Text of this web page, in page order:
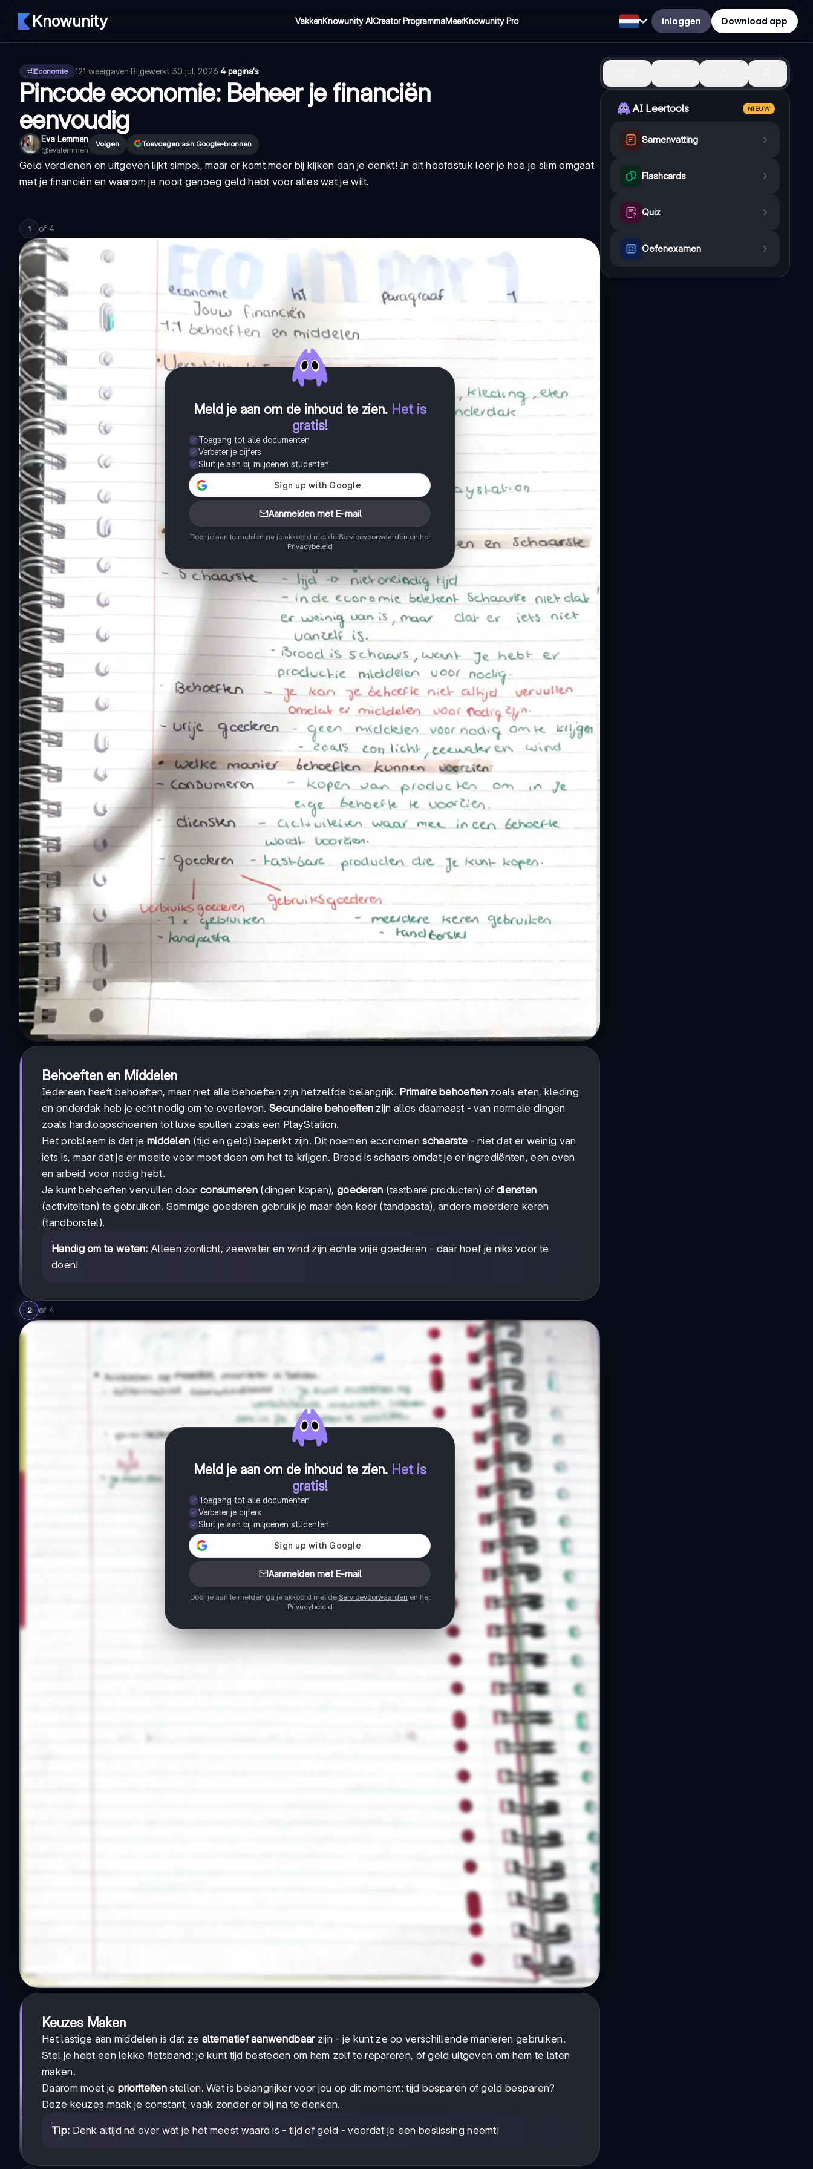
Knowunity VakkenKnowunity AICreator ProgrammaMeerKnowunity Pro Inloggen Download app
Economie 121 weergaven·Bijgewerkt 30 jul. 2026·4 pagina's
Pincode economie: Beheer je financiën
eenvoudig
Eva Lemmen
@evalemmen
Volgen Toevoegen aan Google-bronnen
Geld verdienen en uitgeven lijkt simpel, maar er komt meer bij kijken dan je denkt! In dit hoofdstuk leer je hoe je slim omgaat
met je financiën en waarom je nooit genoeg geld hebt voor alles wat je wilt.
1 of 4
Meld je aan om de inhoud te zien. Het is
gratis!
Toegang tot alle documenten
Verbeter je cijfers
Sluit je aan bij miljoenen studenten
Aanmelden met E-mail
Door je aan te melden ga je akkoord met de Servicevoorwaarden en het
Privacybeleid
Behoeften en Middelen
Iedereen heeft behoeften, maar niet alle behoeften zijn hetzelfde belangrijk. Primaire behoeftenzoals eten, kleding
en onderdak heb je echt nodig om te overleven.Secundaire behoeften zijn alles daarnaast - van normale dingen
zoals hardloopschoenen tot luxe spullen zoals een PlayStation.
Het probleem is dat je middelen (tijd en geld) beperkt zijn. Dit noemen economenschaarste - niet dat er weinig van
iets is, maar dat je er moeite voor moet doen om het te krijgen. Brood is schaars omdat je er ingrediënten, een oven
en arbeid voor nodig hebt.
Je kunt behoeften vervullen door consumeren(dingen kopen),goederen (tastbare producten) of diensten
(activiteiten) te gebruiken. Sommige goederen gebruik je maar één keer (tandpasta), andere meerdere keren
(tandborstel).
Handig om te weten: Alleen zonlicht, zeewater en wind zijn échte vrije goederen - daar hoef je niks voor te
doen!
2 of 4
Meld je aan om de inhoud te zien. Het is
gratis!
Toegang tot alle documenten
Verbeter je cijfers
Sluit je aan bij miljoenen studenten
Aanmelden met E-mail
Door je aan te melden ga je akkoord met de Servicevoorwaarden en het
Privacybeleid
Keuzes Maken
Het lastige aan middelen is dat ze alternatief aanwendbaarzijn - je kunt ze op verschillende manieren gebruiken.
Stel je hebt een lekke fietsband: je kunt tijd besteden om hem zelf te repareren, óf geld uitgeven om hem te laten
maken.
Daarom moet je prioriteiten stellen. Wat is belangrijker voor jou op dit moment: tijd besparen of geld besparen?
Deze keuzes maak je constant, vaak zonder er bij na te denken.
Tip: Denk altijd na over wat je het meest waard is - tijd of geld - voordat je een beslissing neemt!
AI Leertools NIEUW
Samenvatting
Flashcards
Quiz
Oefenexamen